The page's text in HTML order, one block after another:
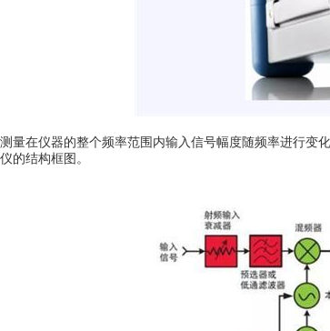
测量在仪器的整个频率范围内输入信号幅度随频率进行变
仪的结构框图。